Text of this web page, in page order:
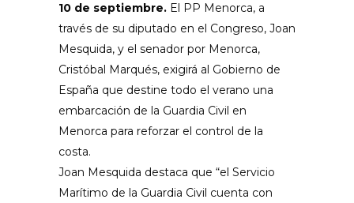
10 de septiembre. El PP Menorca, a
través de su diputado en el Congreso, Joan
Mesquida, y el senador por Menorca,
Cristóbal Marqués, exigirá al Gobierno de
España que destine todo el verano una
embarcación de la Guardia Civil en
Menorca para reforzar el control de la
costa.
Joan Mesquida destaca que “el Servicio
Marítimo de la Guardia Civil cuenta con